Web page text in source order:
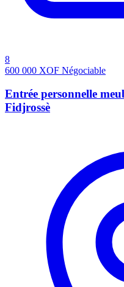
8
600 000 XOF Négociable
Entrée personnelle
Fidjrossè